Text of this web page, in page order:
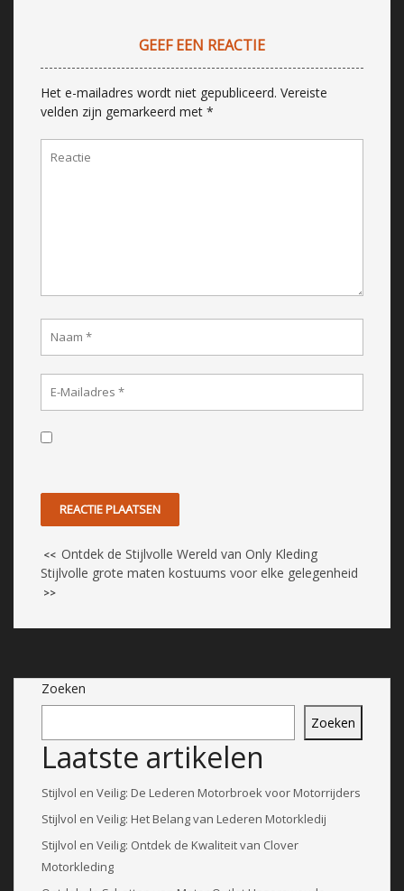
GEEF EEN REACTIE
Het e-mailadres wordt niet gepubliceerd. Vereiste
velden zijn gemarkeerd met *
<< Ontdek de Stijlvolle Wereld van Only Kleding
Stijlvolle grote maten kostuums voor elke gelegenheid
>>
Zoeken
Zoeken
Laatste artikelen
Stijlvol en Veilig: De Lederen Motorbroek voor Motorrijders
Stijlvol en Veilig: Het Belang van Lederen Motorkledij
Stijlvol en Veilig: Ontdek de Kwaliteit van Clover
Motorkleding